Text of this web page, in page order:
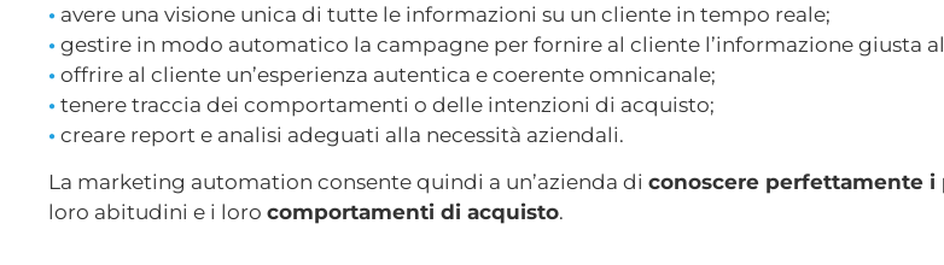
• avere una visione unica di tutte le informazioni su un cliente in tempo reale;
• gestire in modo automatico la campagne per fornire al cliente l’informazione giusta
• offrire al cliente un’esperienza autentica e coerente omnicanale;
• tenere traccia dei comportamenti o delle intenzioni di acquisto;
• creare report e analisi adeguati alla necessità aziendali.
La marketing automation consente quindi a un’azienda di conoscere perfettamente i
loro abitudini e i loro comportamenti di acquisto.